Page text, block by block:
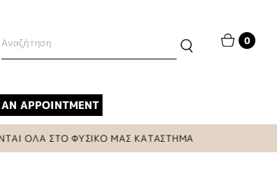
0
APPOINTMENT
ΣΤΟ ΦΥΣΙΚΟ ΜΑΣ ΚΑΤΑΣΤΗΜΑ